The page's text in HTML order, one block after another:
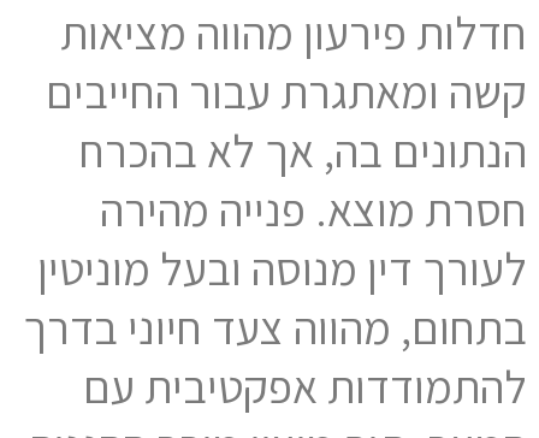
חדלות פירעון מהווה מציאות
קשה ומאתגרת עבור החייבים
הנתונים בה, אך לא בהכרח
חסרת מוצא. פנייה מהירה
לעורך דין מנוסה ובעל מוניטין
בתחום, מהווה צעד חיוני בדרך
להתמודדות אפקטיבית עם